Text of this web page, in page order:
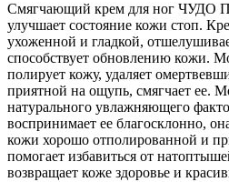
Смягчающий крем для ног ЧУДО
улучшает состояние кожи стоп.
ухоженной и гладкой,
способствует обновлению кожи.
полирует кожу, удаляет
приятной на ощупь, смягчает ее.
натурального увлажняющего
воспринимает ее благосклонно,
кожи хорошо отполированной и
помогает избавиться от
возвращает коже здоровье и